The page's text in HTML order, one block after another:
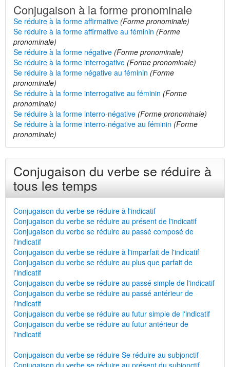
Conjugaison à la forme pronominale
Se réduire à la forme affirmative (Forme pronominale)
Se réduire à la forme affirmative au féminin (Forme
pronominale)
Se réduire à la forme négative (Forme pronominale)
Se réduire à la forme interrogative (Forme pronominale)
Se réduire à la forme négative au féminin (Forme
pronominale)
Se réduire à la forme interrogative au féminin (Forme
pronominale)
Se réduire à la forme interro-négative (Forme pronominale)
Se réduire à la forme interro-négative au féminin (Forme
pronominale)
Conjugaison du verbe se réduire à
tous les temps
Conjugaison du verbe se réduire à l'indicatif
Conjugaison du verbe se réduire au présent de l'indicatif
Conjugaison du verbe se réduire au passé composé de
l'indicatif
Conjugaison du verbe se réduire à l'imparfait de l'indicatif
Conjugaison du verbe se réduire au plus que parfait de
l'indicatif
Conjugaison du verbe se réduire au passé simple de l'indicatif
Conjugaison du verbe se réduire au passé antérieur de
l'indicatif
Conjugaison du verbe se réduire au futur simple de l'indicatif
Conjugaison du verbe se réduire au futur antérieur de
l'indicatif
Conjugaison du verbe se réduire Se réduire au subjonctif
Conjugaison du verbe se réduire au présent du subjonctif